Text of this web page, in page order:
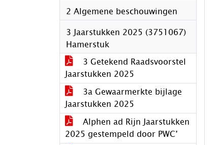
2 Algemene beschouwingen
3 Jaarstukken 2025 (3751067)
Hamerstuk
3 Getekend Raadsvoorstel
Jaarstukken 2025
3a Gewaarmerkte bijlage
Jaarstukken 2025
Alphen ad Rijn Jaarstukken
2025 gestempeld door PWC’